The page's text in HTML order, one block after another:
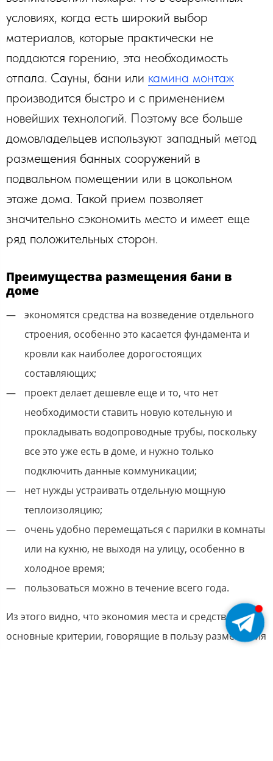
условиях, когда есть широкий выбор
материалов, которые практически не
поддаются горению, эта необходимость
отпала. Сауны, бани или камина монтаж
производится быстро и с применением
новейших технологий. Поэтому все больше
домовладельцев используют западный метод
размещения банных сооружений в
подвальном помещении или в цокольном
этаже дома. Такой прием позволяет
значительно сэкономить место и имеет еще
ряд положительных сторон.
Преимущества размещения бани в
доме
экономятся средства на возведение отдельного
строения, особенно это касается фундамента и
кровли как наиболее дорогостоящих
составляющих;
проект делает дешевле еще и то, что нет
необходимости ставить новую котельную и
прокладывать водопроводные трубы, поскольку
все это уже есть в доме, и нужно только
подключить данные коммуникации;
нет нужды устраивать отдельную мощную
теплоизоляцию;
очень удобно перемещаться с парилки в комнаты
или на кухню, не выходя на улицу, особенно в
холодное время;
пользоваться можно в течение всего года.
Из этого видно, что экономия места и средств –
основные критерии, говорящие в пользу размещения